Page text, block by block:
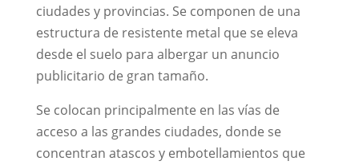
ciudades y provincias. Se componen de una
estructura de resistente metal que se eleva
desde el suelo para albergar un anuncio
publicitario de gran tamaño.
Se colocan principalmente en las vías de
acceso a las grandes ciudades, donde se
concentran atascos y embotellamientos que